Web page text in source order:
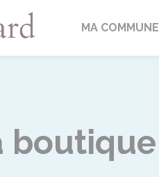
MontliardMA COMMUNE